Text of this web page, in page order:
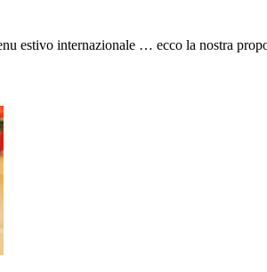
estivo internazionale … ecco la nostra